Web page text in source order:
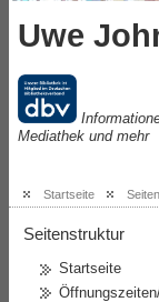
Uwe
Mediathek und mehr
Startseite
Seitenstruktur
Startseite